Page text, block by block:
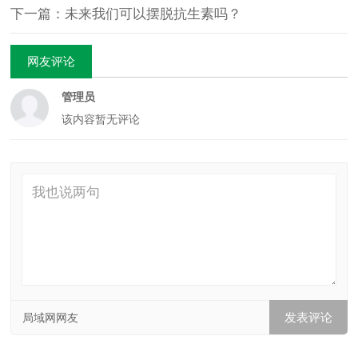
下一篇：未来我们可以摆脱抗生素吗？
网友评论
管理员
该内容暂无评论
局域网网友